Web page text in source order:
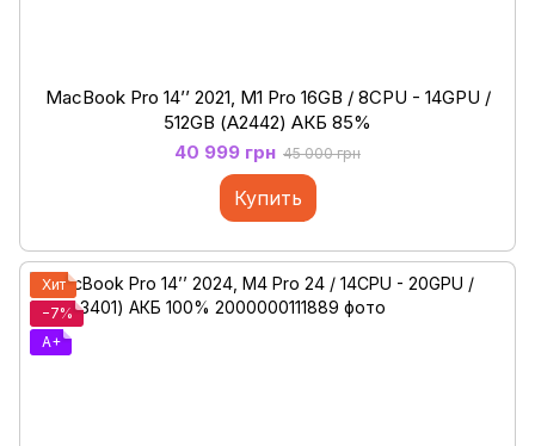
MacBook Pro 14’’ 2021, M1 Pro 16GB / 8CPU - 14GPU /
512GB (А2442) АКБ 85%
40 999 грн 45 000 грн
Купить
Хит
−7%
A+